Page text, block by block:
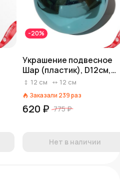
-20%
Украшение подвесное
Шар (пластик), D12см,
светло-голубой, в асс.
12 см 12 см
Заказали 239раз
620 ₽ 775 ₽
Нет в наличии